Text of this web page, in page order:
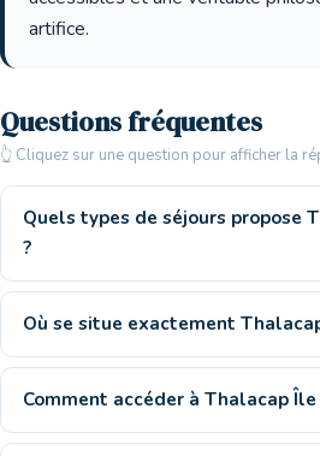
artifice.
Questions fréquentes
👆 Cliquez sur une question pour afficher la
Quels types de séjours propose
?
Où se situe exactement
Comment accéder à Thalacap Île